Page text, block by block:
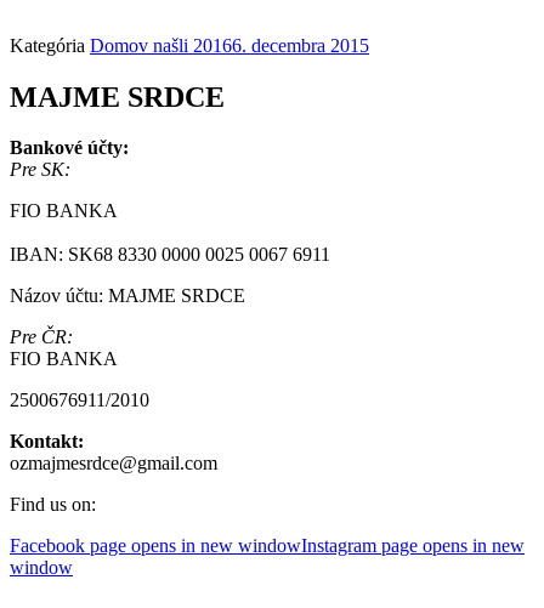
Kategória Domov našli 20166. decembra 2015
MAJME SRDCE
Bankové účty:
Pre SK:
FIO BANKA
IBAN: SK68 8330 0000 0025 0067 6911
Názov účtu: MAJME SRDCE
Pre ČR:
FIO BANKA
2500676911/2010
Kontakt:
ozmajmesrdce@gmail.com
Find us on:
Facebook page opens in new windowInstagram page opens in new
window